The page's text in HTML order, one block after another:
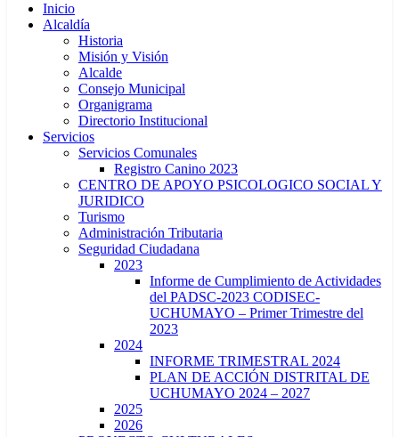
Inicio
Alcaldía
Historia
Misión y Visión
Alcalde
Consejo Municipal
Organigrama
Directorio Institucional
Servicios
Servicios Comunales
Registro Canino 2023
CENTRO DE APOYO PSICOLOGICO SOCIAL Y
JURIDICO
Turismo
Administración Tributaria
Seguridad Ciudadana
2023
Informe de Cumplimiento de Actividades
del PADSC-2023 CODISEC-
UCHUMAYO – Primer Trimestre del
2023
2024
INFORME TRIMESTRAL 2024
PLAN DE ACCIÓN DISTRITAL DE
UCHUMAYO 2024 – 2027
2025
2026